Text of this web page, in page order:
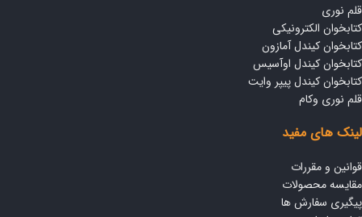
قلم نوری
کتابخوان الکترونیکی
کتابخوان کیندل آمازون
کتابخوان کیندل اوآسیس
کتابخوان کیندل پیپر وایت
قلم نوری وکام
لینک های مفید
قوانین و مقررات
مقایسه محصولات
پیگیری سفارش ها